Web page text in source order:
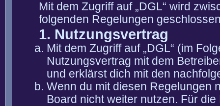
Mit dem Zugriff auf „DGL“ wird
folgenden Regelungen
1. Nutzungsvertrag
Mit dem Zugriff auf „DGL“ (im
Nutzungsvertrag mit dem
und erklärst dich mit den
Wenn du mit diesen Regelungen
Board nicht weiter nutzen. Für